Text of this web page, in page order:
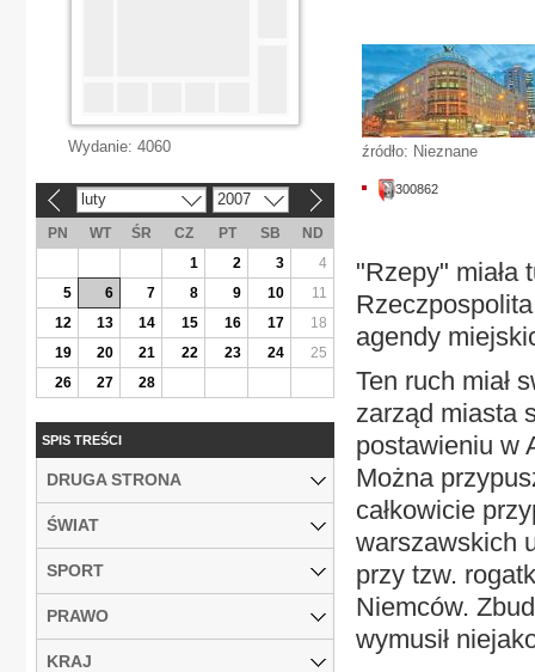
źródło: Nieznane
300862
"Rzepy" miała
agendy
Ten ruch miał
zarząd miasta
postawieniu w
Można
całkowicie
warszawskich
przy tzw.
Niemców.
wymusił
Wydanie: 4060
luty 2007
PN WT ŚR CZ PT SB
ND
1
2 3
4
5
6 7 8 9 10
11
12
13 14 15 16 17
18
19
20 21 22 23 24
25
26
27 28
SPIS TREŚCI
DRUGA STRONA
ŚWIAT
SPORT
PRAWO
KRAJ